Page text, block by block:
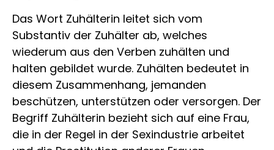
Das Wort Zuhälterin leitet sich vom
Substantiv der Zuhälter ab, welches
wiederum aus den Verben zuhälten und
halten gebildet wurde. Zuhälten bedeutet in
diesem Zusammenhang, jemanden
beschützen, unterstützen oder versorgen. Der
Begriff Zuhälterin bezieht sich auf eine Frau,
die in der Regel in der Sexindustrie arbeitet